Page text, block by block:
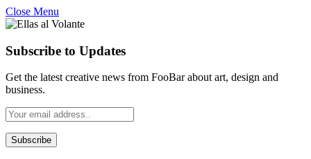
Close Menu
Subscribe to Updates
Get the latest creative news from FooBar about art, design and
business.